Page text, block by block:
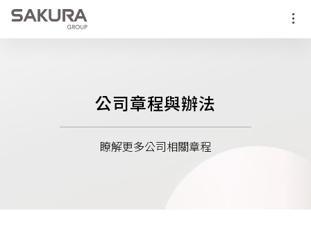
集團介紹
公司治理
誠信經營執行情形
人才招募
公司章程與辦法
瞭解更多公司相關章程